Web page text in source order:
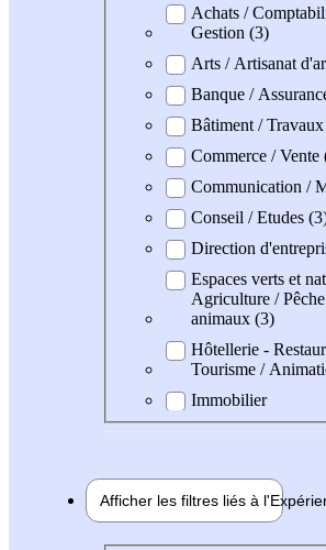
Domaine professionel
Achats /
Gestion (3)
Arts / Artisanat
Banque /
Bâtiment /
Commerce / Vente
Communication /
Conseil / Etudes
Direction
Espaces verts et
Agriculture /
animaux (3)
Hôtellerie -
Tourisme /
Immobilier
Afficher les filtres liés à l'